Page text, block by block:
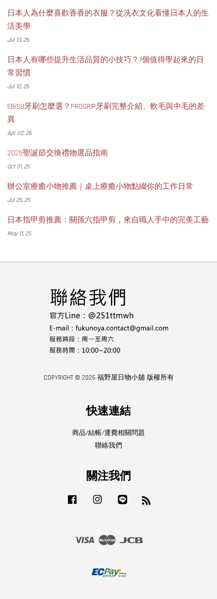
日本人為什麼喜歡香香的衣服？從洗衣文化看懂日本人的生
活美學
Jul 13, 26
日本人有哪些提升生活品質的小技巧？7個值得學起來的日
常習慣
Jul 12, 26
EBiSU牙刷怎麼選？PROGRIP牙刷完整介紹、軟毛與中毛的差
異
Apr 02, 26
2025聖誕節交換禮物選品指南
Oct 31, 25
辦公室療癒小物推薦｜桌上療癒小物點綴你的工作日常
Jul 25, 25
日本指甲剪推薦：關孫六指甲剪，來自職人手中的完美工藝
May 11, 25
COPYRIGHT © 2026 福野屋日物小舖 版權所有
快速連結
商品/結帳/運費相關問題
聯絡我們
關注我們
Facebook Instagram
Visa Master